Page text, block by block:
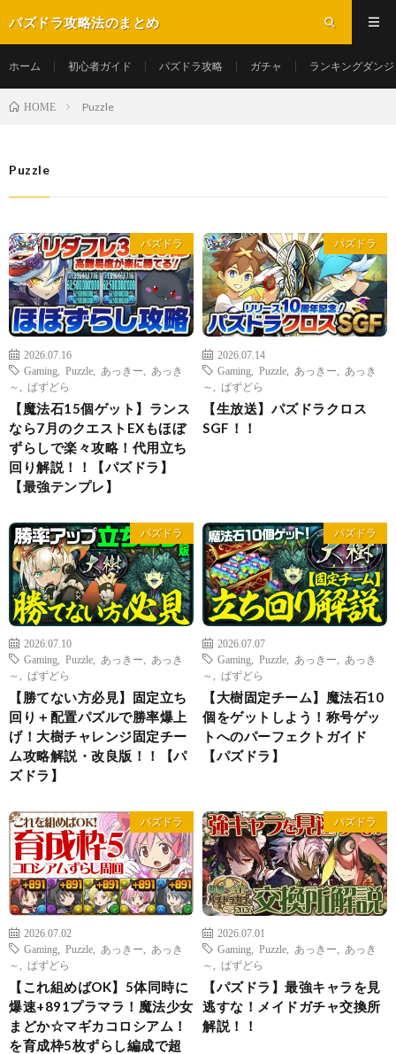
パズドラ攻略法のまとめ
ホーム 初心者ガイド パズドラ攻略 ガチャ ランキングダン
HOME Puzzle
Puzzle
パズドラ
2026.07.16
Gaming
Puzzle あっきー
あっき
～
ぱずどら
【魔法石15個ゲット】ランス
なら7月のクエストEXもほぼ
ずらしで楽々攻略！代用立ち
回り解説！！【パズドラ】
【最強テンプレ】
パズドラ
2026.07.14
Gaming
Puzzle あっきー
あっき
～
ぱずどら
【生放送】パズドラクロス
SGF！！
パズドラ
2026.07.10
Gaming
Puzzle あっきー
あっき
～
ぱずどら
【勝てない方必見】固定立ち
回り＋配置パズルで勝率爆上
げ！大樹チャレンジ固定チー
ム攻略解説・改良版！！【パ
ズドラ】
パズドラ
2026.07.07
Gaming
Puzzle あっきー
あっき
～
ぱずどら
【大樹固定チーム】魔法石10
個をゲットしよう！称号ゲッ
トへのパーフェクトガイド
【パズドラ】
パズドラ
2026.07.02
Gaming
Puzzle あっきー
あっき
～
ぱずどら
【これ組めばOK】5体同時に
爆速+891プラマラ！魔法少女
まどか☆マギカコロシアム！
を育成枠5枚ずらし編成で超
パズドラ
2026.07.01
Gaming
Puzzle あっきー
あっき
～
ぱずどら
【パズドラ】最強キャラを見
逃すな！メイドガチャ交換所
解説！！